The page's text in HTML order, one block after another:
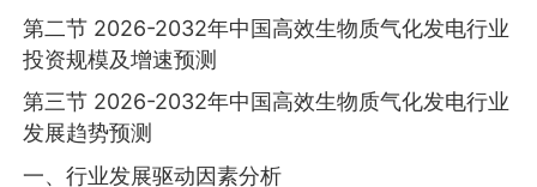
第二节 2026-2032年中国高效生物质气化发电行业
投资规模及增速预测
第三节 2026-2032年中国高效生物质气化发电行业
发展趋势预测
一、行业发展驱动因素分析